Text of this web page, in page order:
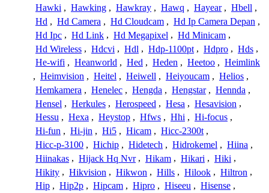
Hawki , Hawking , Hawkray , Hawq , Hayear , Hbell ,
Hd , Hd Camera , Hd Cloudcam , Hd Ip Camera Depan ,
Hd Ipc , Hd Link , Hd Megapixel , Hd Minicam ,
Hd Wireless , Hdcvi , Hdl , Hdp-1100pt , Hdpro , Hds ,
He-wifi , Heanworld , Hed , Heden , Heetoo , Heimlink
, Heimvision , Heitel , Heiwell , Heiyoucam , Helios ,
Hemkamera , Henelec , Hengda , Hengstar , Hennda ,
Hensel , Herkules , Herospeed , Hesa , Hesavision ,
Hessu , Hexa , Heystop , Hfws , Hhi , Hi-focus ,
Hi-fun , Hi-jin , Hi5 , Hicam , Hicc-2300t ,
Hicc-p-3100 , Hichip , Hidetech , Hidrokemel , Hiina ,
Hiinakas , Hijack Hq Nvr , Hikam , Hikari , Hiki ,
Hikity , Hikvision , Hikwon , Hills , Hilook , Hiltron ,
Hip , Hip2p , Hipcam , Hipro , Hiseeu , Hisense ,